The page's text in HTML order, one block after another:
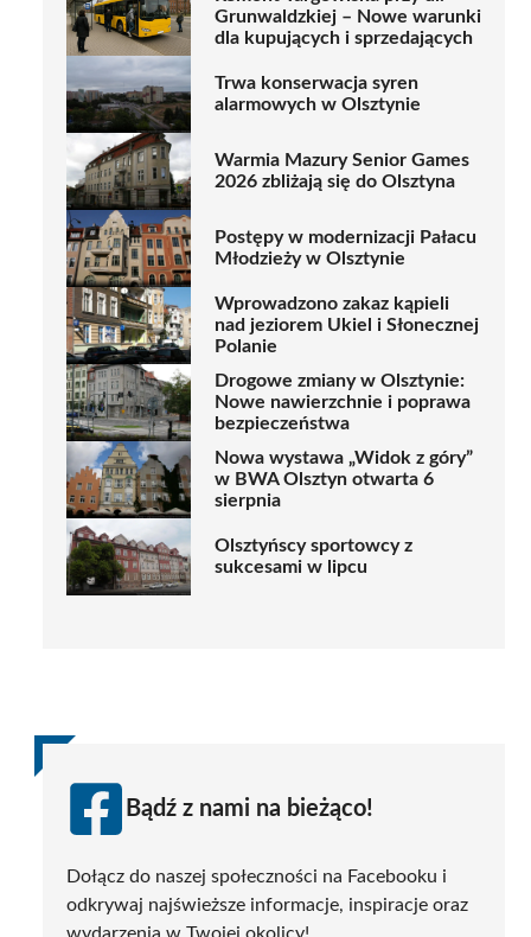
Grunwaldzkiej – Nowe warunki
dla kupujących i sprzedających
Trwa konserwacja syren
alarmowych w Olsztynie
Warmia Mazury Senior Games
2026 zbliżają się do Olsztyna
Postępy w modernizacji Pałacu
Młodzieży w Olsztynie
Wprowadzono zakaz kąpieli
nad jeziorem Ukiel i Słonecznej
Polanie
Drogowe zmiany w Olsztynie:
Nowe nawierzchnie i poprawa
bezpieczeństwa
Nowa wystawa „Widok z góry”
w BWA Olsztyn otwarta 6
sierpnia
Olsztyńscy sportowcy z
sukcesami w lipcu
Bądź z nami na bieżąco!
Dołącz do naszej społeczności na Facebooku i
odkrywaj najświeższe informacje, inspiracje oraz
wydarzenia w Twojej okolicy!